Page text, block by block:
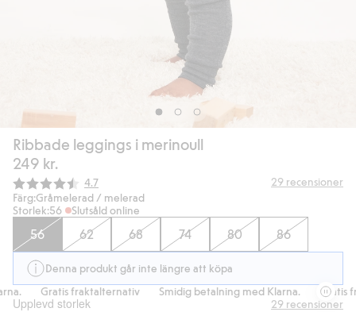
Ribbade leggings i merinoull
249 kr.
Snittbetyg:
4.7 29 recensioner
Färg:Gråmelerad / melerad
Storlek:56 Slutsåld online
56 62 68 74 80 86
Denna produkt går inte längre att köpa
Gratis fraktalternativ Smidig betalning med Klarna. Gratis
Upplevd storlek 29 recensioner